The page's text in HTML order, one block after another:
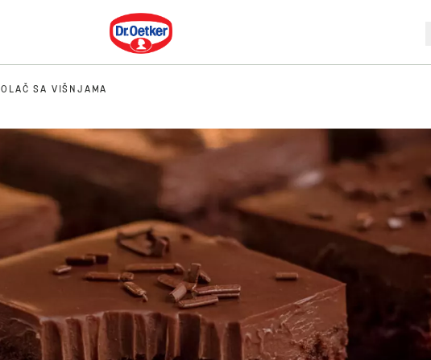
Dr. Oetker
SA VIŠNJAMA